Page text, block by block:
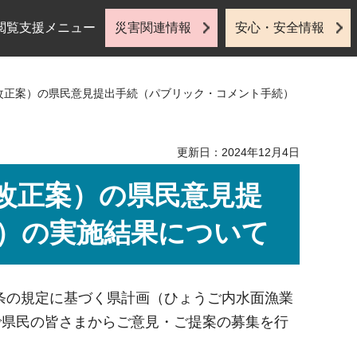
覧支援メニュー 災害関連情報 安心・安全情報
案）の県民意見提出手続（パブリック・コメント手続）
更新日：2024年12月4日
正案）の県民意見提
の実施結果について
規定に基づく県計画（ひょうご内水面漁業
民の皆さまからご意見・ご提案の募集を行